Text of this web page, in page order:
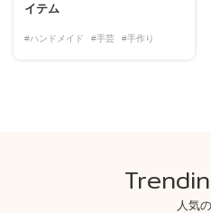
イテム
#ハンドメイド #手芸 #手作り
人気